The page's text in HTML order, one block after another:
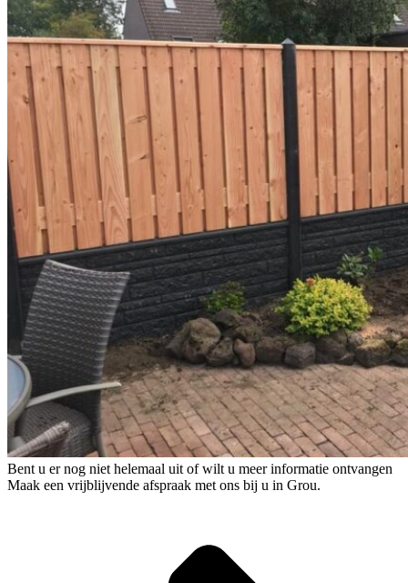
Bent u er nog niet helemaal uit of wilt u meer informatie ontvangen
Maak een vrijblijvende afspraak met ons bij u in Grou.